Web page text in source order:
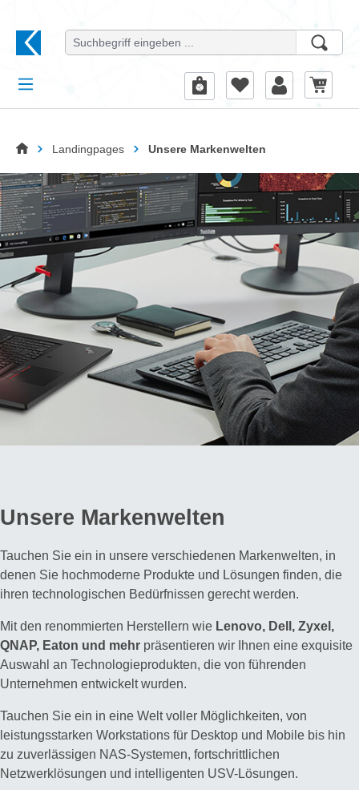
StartseiteLandingpages Unsere Markenwelten
Unsere Markenwelten
Tauchen Sie ein in unsere verschiedenen Markenwelten, in
denen Sie hochmoderne Produkte und Lösungen finden, die
ihren technologischen Bedürfnissen gerecht werden.
Mit den renommierten Herstellern wie Lenovo, Dell, Zyxel,
QNAP, Eaton und mehr präsentieren wir Ihnen eine exquisite
Auswahl an Technologieprodukten, die von führenden
Unternehmen entwickelt wurden.
Tauchen Sie ein in eine Welt voller Möglichkeiten, von
leistungsstarken Workstations für Desktop und Mobile bis hin
zu zuverlässigen NAS-Systemen, fortschrittlichen
Netzwerklösungen und intelligenten USV-Lösungen.